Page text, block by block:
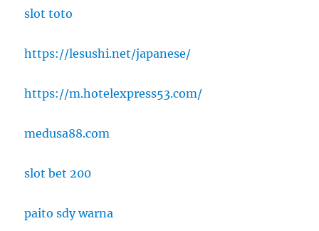
slot toto
https://lesushi.net/japanese/
https://m.hotelexpress53.com/
medusa88.com
slot bet 200
paito sdy warna